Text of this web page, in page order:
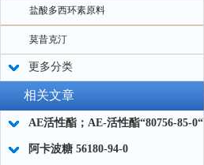
盐酸多西环素原料
莫昔克汀
更多分类
相关文章
AE活性酯；AE-活性酯“80756-85-0“
阿卡波糖 56180-94-0